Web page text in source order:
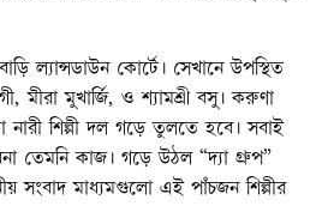
ল্যান্সডাউন কোর্টে। সেখানে উপস্থিত
মীরা মুখার্জি, ও শ্যামশ্রী বসু। করুণা
শিল্পী দল গড়ে তুলতে হবে। সবাই
তেমনি কাজ। গড়ে উঠল “দ্যা গ্রুপ”
সংবাদ মাধ্যমগুলো এই পাঁচজন শিল্পীর